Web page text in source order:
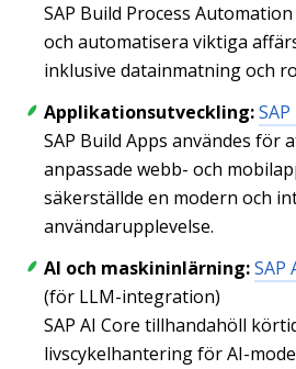
SAP Build Process
och automatisera viktiga
inklusive datainmatning och
Applikationsutveckling:
SAP Build Apps användes för
anpassade webb- och
säkerställde en modern och
användarupplevelse.
AI och maskininlärning:SAP
(för LLM-integration)
SAP AI Core tillhandahöll
livscykelhantering för AI-